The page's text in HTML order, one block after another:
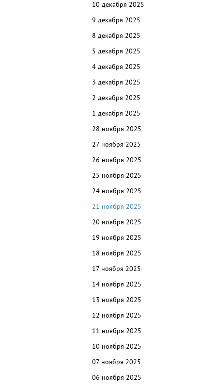
10 декабря 2025
9 декабря 2025
8 декабря 2025
5 декабря 2025
4 декабря 2025
3 декабря 2025
2 декабря 2025
1 декабря 2025
28 ноября 2025
27 ноября 2025
26 ноября 2025
25 ноября 2025
24 ноября 2025
21 ноября 2025
20 ноября 2025
19 ноября 2025
18 ноября 2025
17 ноября 2025
14 ноября 2025
13 ноября 2025
12 ноября 2025
11 ноября 2025
10 ноября 2025
07 ноября 2025
06 ноября 2025